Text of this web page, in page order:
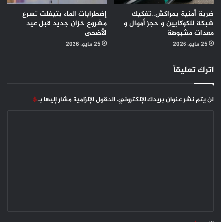
ضربة أمنية بمراكش..تفكيك
شبكة للكوكايين و حجز أموال و
معدات مشبوهة
25 مايو، 2026
إضطرابات الماء بتيفلت تسرع
مشروع خزان جديد قبل عيد
الأضحى
25 مايو، 2026
اترك تعليقاً
لن يتم نشر عنوان بريدك الإلكتروني.الحقول الإلزامية مشار إليها بـ*